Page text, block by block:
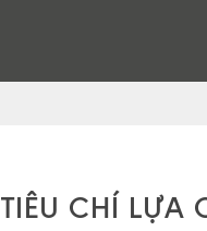
TIÊU CHÍ LỰA